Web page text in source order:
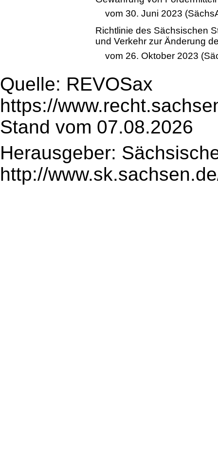
vom 30. Juni 2023
Richtlinie des Sächsischen
und Verkehr zur Änderung
vom 26. Oktober 2023
Quelle: REVOSax
https://
Stand vom 07.08.2026
Herausgeber:
http://